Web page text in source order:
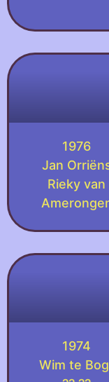
1976
Jan
Rieky van
1974
Wim te